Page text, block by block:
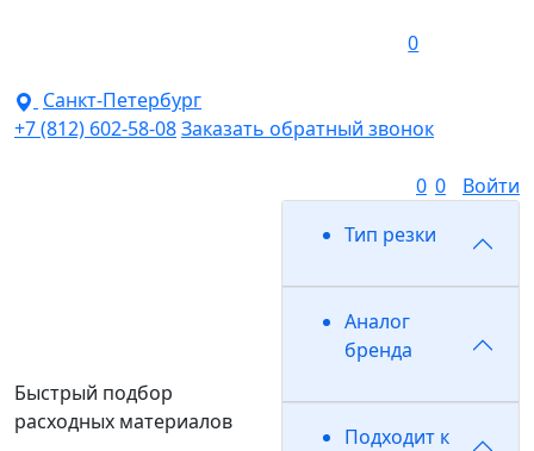
0
Санкт-Петербург
+7 (812) 602-58-08Заказать обратный звонок
0 0 Войти
Быстрый подбор
расходных материалов
Тип резки
Аналог
бренда
Подходит к